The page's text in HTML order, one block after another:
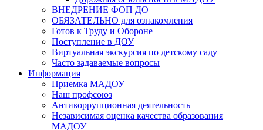
ВНЕДРЕНИЕ ФОП ДО
ОБЯЗАТЕЛЬНО для ознакомления
Готов к Труду и Обороне
Поступление в ДОУ
Виртуальная экскурсия по детскому саду
Часто задаваемые вопросы
Информация
Приемка МАДОУ
Наш профсоюз
Антикоррупционная деятельность
Независимая оценка качества образования
МАДОУ